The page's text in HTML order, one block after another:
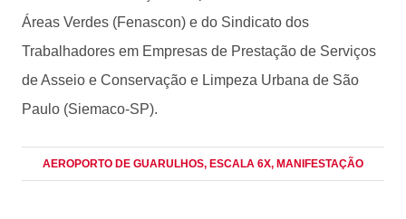
Áreas Verdes (Fenascon) e do Sindicato dos
Trabalhadores em Empresas de Prestação de Serviços
de Asseio e Conservação e Limpeza Urbana de São
Paulo (Siemaco-SP).
AEROPORTO DE GUARULHOS, ESCALA 6X, MANIFESTAÇÃO